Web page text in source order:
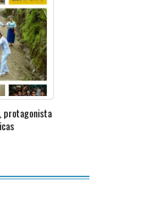
protagonista